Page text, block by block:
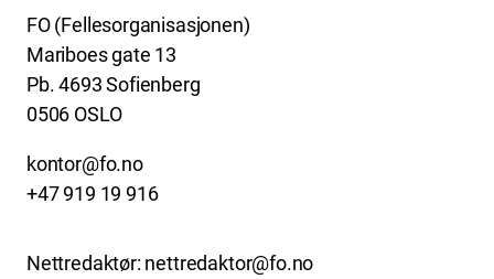
FO (Fellesorganisasjonen)
Mariboes gate 13
Pb. 4693 Sofienberg
0506 OSLO
kontor@fo.no
+47 919 19 916
Nettredaktør: nettredaktor@fo.no